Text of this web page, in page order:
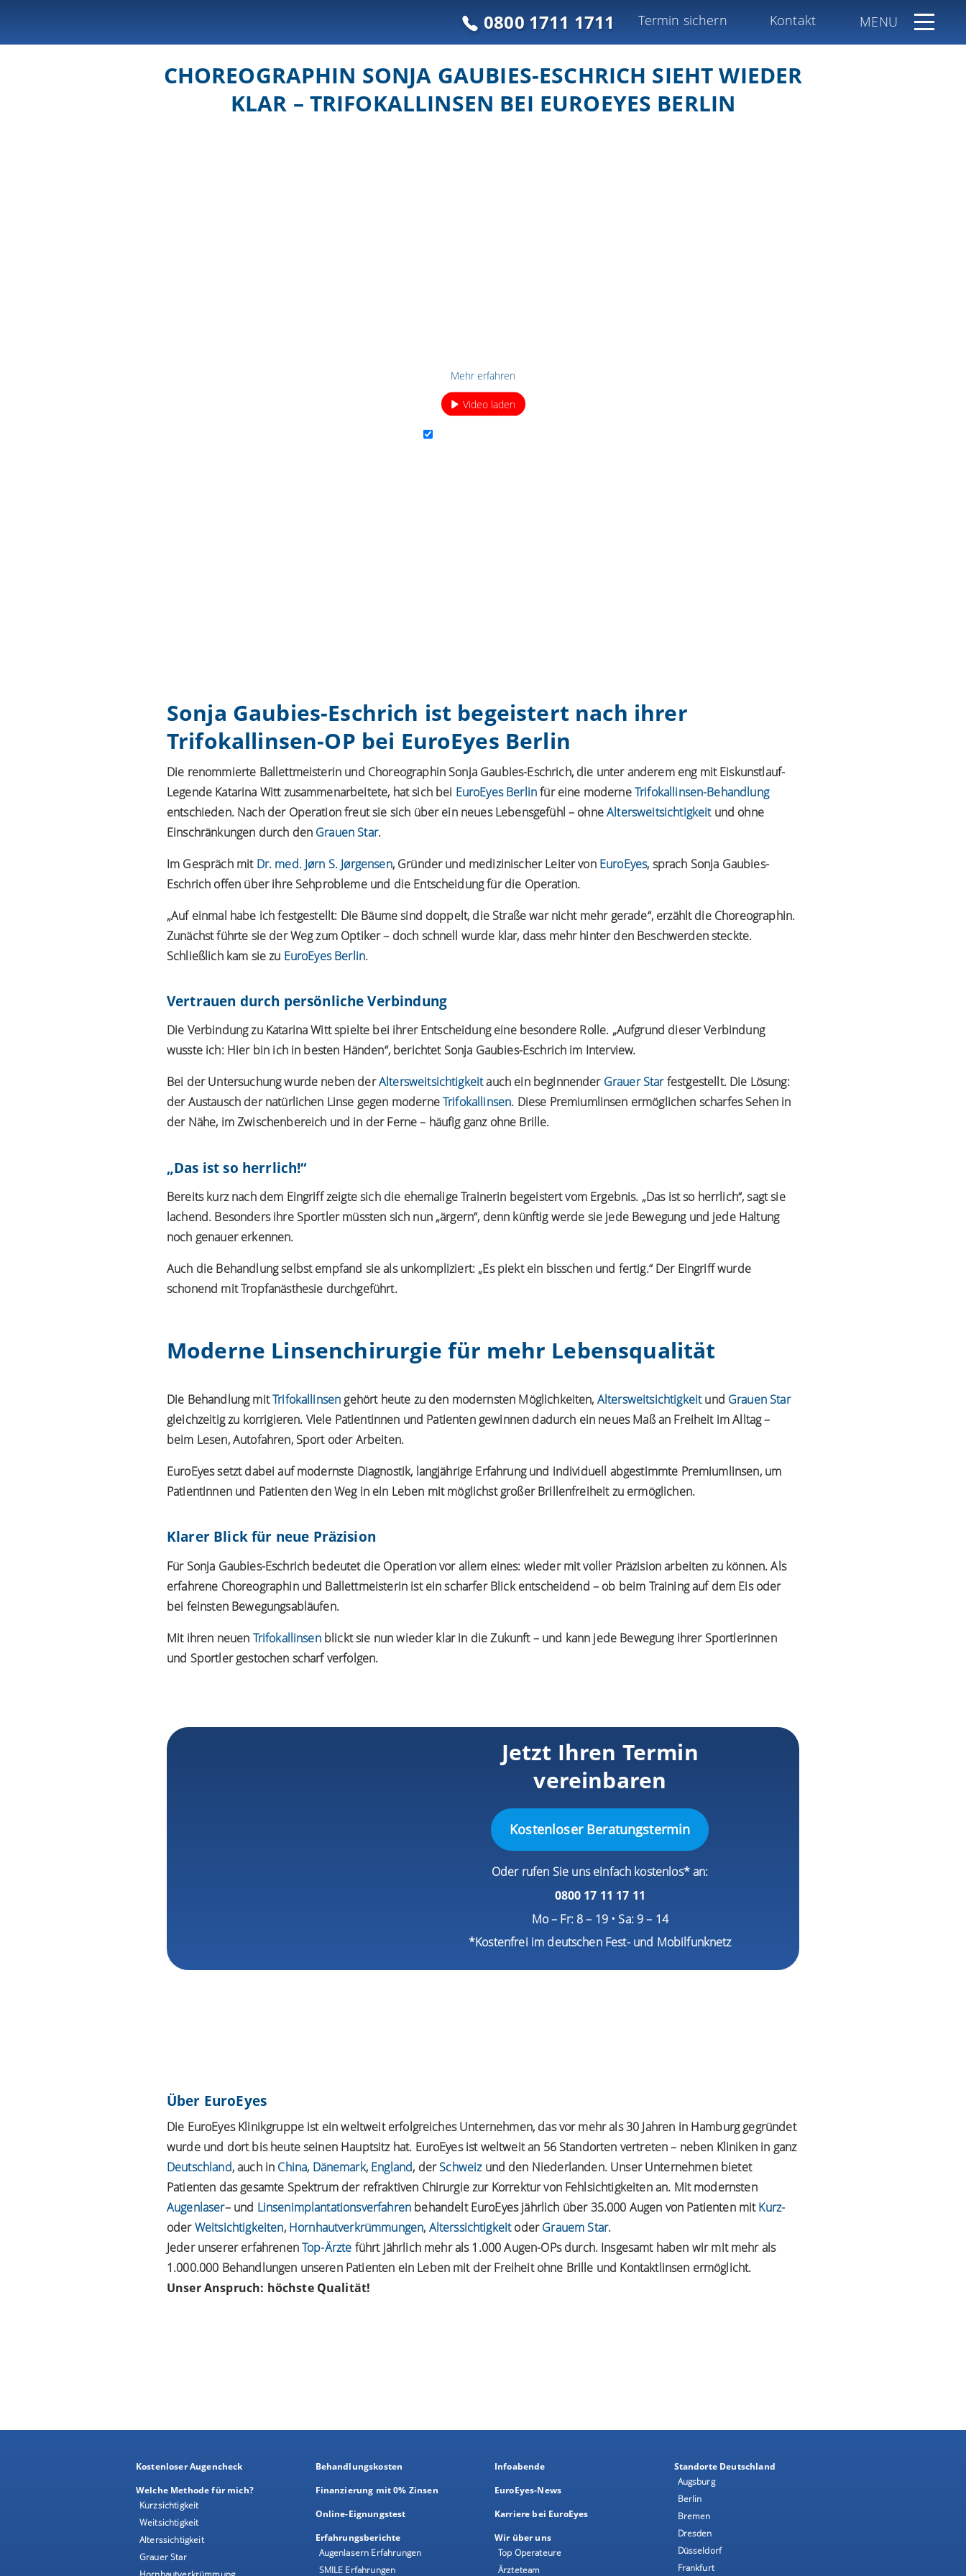
0800 1711 1711 Termin sichern Kontakt MENU
CHOREOGRAPHIN SONJA GAUBIES-ESCHRICH SIEHT WIEDER
KLAR – TRIFOKALLINSEN BEI EUROEYES BERLIN
Mehr erfahren
Video laden
Sonja Gaubies-Eschrich ist begeistert nach ihrer
Trifokallinsen-OP bei EuroEyes Berlin
Die renommierte Ballettmeisterin und Choreographin Sonja Gaubies-Eschrich, die unter anderem eng mit Eiskunstlauf-
Legende Katarina Witt zusammenarbeitete, hat sich bei EuroEyes Berlinfür eine moderneTrifokallinsen-Behandlung
entschieden. Nach der Operation freut sie sich über ein neues Lebensgefühl – ohneAltersweitsichtigkeitund ohne
Einschränkungen durch den Grauen Star.
Im Gespräch mit Dr. med. Jørn S. Jørgensen, Gründer und medizinischer Leiter von EuroEyes, sprach Sonja Gaubies-
Eschrich offen über ihre Sehprobleme und die Entscheidung für die Operation.
„Auf einmal habe ich festgestellt: Die Bäume sind doppelt, die Straße war nicht mehr gerade“, erzählt die Choreographin.
Zunächst führte sie der Weg zum Optiker – doch schnell wurde klar, dass mehr hinter den Beschwerden steckte.
Schließlich kam sie zu EuroEyes Berlin.
Vertrauen durch persönliche Verbindung
Die Verbindung zu Katarina Witt spielte bei ihrer Entscheidung eine besondere Rolle. „Aufgrund dieser Verbindung
wusste ich: Hier bin ich in besten Händen“, berichtet Sonja Gaubies-Eschrich im Interview.
Bei der Untersuchung wurde neben derAltersweitsichtigkeitauch ein beginnender Grauer Starfestgestellt. Die Lösung:
der Austausch der natürlichen Linse gegen moderneTrifokallinsen. Diese Premiumlinsen ermöglichen scharfes Sehen in
der Nähe, im Zwischenbereich und in der Ferne – häufig ganz ohne Brille.
„Das ist so herrlich!“
Bereits kurz nach dem Eingriff zeigte sich die ehemalige Trainerin begeistert vom Ergebnis. „Das ist so herrlich“, sagt sie
lachend. Besonders ihre Sportler müssten sich nun „ärgern“, denn künftig werde sie jede Bewegung und jede Haltung
noch genauer erkennen.
Auch die Behandlung selbst empfand sie als unkompliziert: „Es piekt ein bisschen und fertig.“ Der Eingriff wurde
schonend mit Tropfanästhesie durchgeführt.
Moderne Linsenchirurgie für mehr Lebensqualität
Die Behandlung mitTrifokallinsen gehört heute zu den modernsten Möglichkeiten, Altersweitsichtigkeitund Grauen Star
gleichzeitig zu korrigieren. Viele Patientinnen und Patienten gewinnen dadurch ein neues Maß an Freiheit im Alltag –
beim Lesen, Autofahren, Sport oder Arbeiten.
EuroEyes setzt dabei auf modernste Diagnostik, langjährige Erfahrung und individuell abgestimmte Premiumlinsen, um
Patientinnen und Patienten den Weg in ein Leben mit möglichst großer Brillenfreiheit zu ermöglichen.
Klarer Blick für neue Präzision
Für Sonja Gaubies-Eschrich bedeutet die Operation vor allem eines: wieder mit voller Präzision arbeiten zu können. Als
erfahrene Choreographin und Ballettmeisterin ist ein scharfer Blick entscheidend – ob beim Training auf dem Eis oder
bei feinsten Bewegungsabläufen.
Mit ihren neuen Trifokallinsenblickt sie nun wieder klar in die Zukunft – und kann jede Bewegung ihrer Sportlerinnen
und Sportler gestochen scharf verfolgen.
Jetzt Ihren Termin
vereinbaren
Kostenloser Beratungstermin
Oder rufen Sie uns einfach kostenlos* an:
0800 17 11 17 11
Mo – Fr: 8 – 19 • Sa: 9 – 14
*Kostenfrei im deutschen Fest- und Mobilfunknetz
Über EuroEyes
Die EuroEyes Klinikgruppe ist ein weltweit erfolgreiches Unternehmen, das vor mehr als 30 Jahren in Hamburg gegründet
wurde und dort bis heute seinen Hauptsitz hat. EuroEyes ist weltweit an 56 Standorten vertreten – neben Kliniken in ganz
Deutschland, auch in China, Dänemark, England, derSchweizund den Niederlanden. Unser Unternehmen bietet
Patienten das gesamte Spektrum der refraktiven Chirurgie zur Korrektur von Fehlsichtigkeiten an. Mit modernsten
Augenlaser– und Linsenimplantationsverfahren behandelt EuroEyes jährlich über 35.000 Augen von Patienten mitKurz-
oderWeitsichtigkeiten, Hornhautverkrümmungen, AlterssichtigkeitoderGrauem Star.
Jeder unserer erfahrenenTop-Ärzte führt jährlich mehr als 1.000 Augen-OPs durch. Insgesamt haben wir mit mehr als
1.000.000 Behandlungen unseren Patienten ein Leben mit der Freiheit ohne Brille und Kontaktlinsen ermöglicht.
Unser Anspruch: höchste Qualität!
Kostenloser Augencheck
Welche Methode für mich?
Kurzsichtigkeit
Weitsichtigkeit
Alterssichtigkeit
Grauer Star
Behandlungskosten
Finanzierung mit 0% Zinsen
Online-Eignungstest
Erfahrungsberichte
Augenlasern Erfahrungen
SMILE Erfahrungen
Infoabende
EuroEyes-News
Karriere bei EuroEyes
Wir über uns
Top Operateure
Ärzteteam
Standorte Deutschland
Augsburg
Berlin
Bremen
Dresden
Düsseldorf
Frankfurt